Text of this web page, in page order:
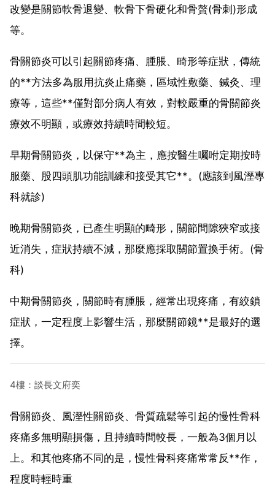
改變是關節軟骨退變、軟骨下骨硬化和骨贅(骨刺)形成
等。
骨關節炎可以引起關節疼痛、腫脹、畸形等症狀，傳統
的**方法多為服用抗炎止痛藥，區域性敷藥、鍼灸、理
療等，這些**僅對部分病人有效，對較嚴重的骨關節炎
療效不明顯，或療效持續時間較短。
早期骨關節炎，以保守**為主，應按醫生囑咐定期按時
服藥、股四頭肌功能訓練和接受其它**。(應該到風溼專
科就診)
晚期骨關節炎，已產生明顯的畸形，關節間隙狹窄或接
近消失，症狀持續不減，那麼應採取關節置換手術。(骨
科)
中期骨關節炎，關節時有腫脹，經常出現疼痛，有絞鎖
症狀，一定程度上影響生活，那麼關節鏡**是最好的選
擇。
4樓：談長文府奕
骨關節炎、風溼性關節炎、骨質疏鬆等引起的慢性骨科
疼痛多無明顯損傷，且持續時間較長，一般為3個月以
上。和其他疼痛不同的是，慢性骨科疼痛常常反**作，
程度時輕時重